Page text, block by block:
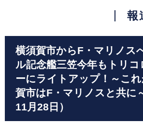
報
横須賀市からF・マリノス
ル記念艦三笠今年もトリコ
ーにライトアップ！～こ
賀市はF・マリノスと共に
11月28日）